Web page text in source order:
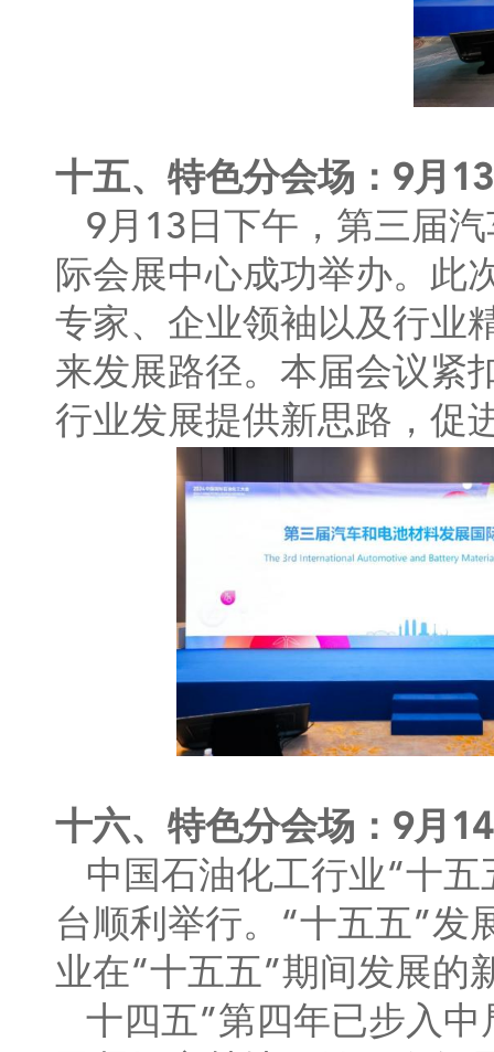
十五、特色分会场：9月
9月13日下午，第三届
际会展中心成功举办。此
专家、企业领袖以及行业
来发展路径。本届会议紧
行业发展提供新思路，促
十六、特色分会场：9月
中国石油化工行业“十
台顺利举行。“十五五”发
业在“十五五”期间发展的
十四五”第四年已步入